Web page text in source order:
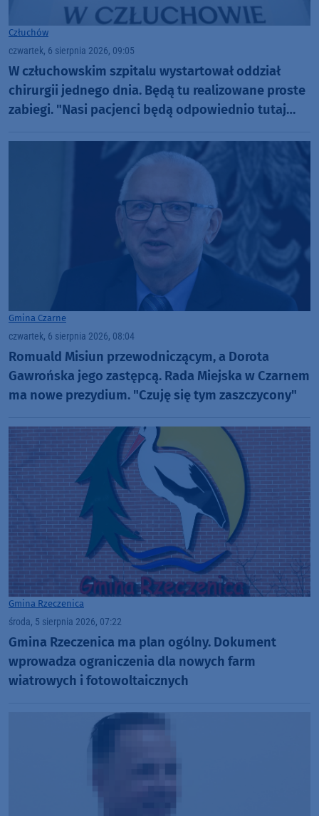
Człuchów
czwartek, 6 sierpnia 2026, 09:05
W człuchowskim szpitalu wystartował oddział
chirurgii jednego dnia. Będą tu realizowane proste
zabiegi. "Nasi pacjenci będą odpowiednio tutaj
Gmina Czarne
czwartek, 6 sierpnia 2026, 08:04
Romuald Misiun przewodniczącym, a Dorota
Gawrońska jego zastępcą. Rada Miejska w Czarnem
ma nowe prezydium. "Czuję się tym zaszczycony"
Gmina Rzeczenica
środa, 5 sierpnia 2026, 07:22
Gmina Rzeczenica ma plan ogólny. Dokument
wprowadza ograniczenia dla nowych farm
wiatrowych i fotowoltaicznych